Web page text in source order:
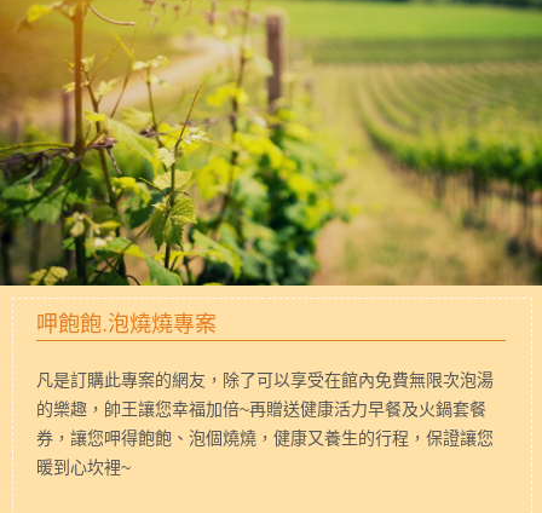
呷飽飽.泡燒燒專案
凡是訂購此專案的網友，除了可以享受在館內免費無限次泡湯
的樂趣，帥王讓您幸福加倍~再贈送健康活力早餐及火鍋套餐
券，讓您呷得飽飽、泡個燒燒，健康又養生的行程，保證讓您
暖到心坎裡~